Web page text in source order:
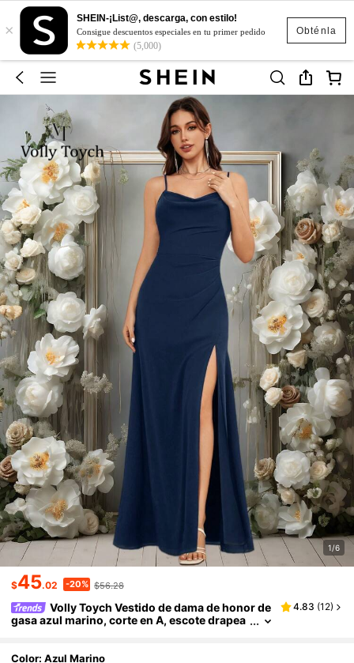
Obténla
×
SHEIN-¡List@, descarga, con estilo!
Consigue descuentos especiales en tu primer pedido
(5,000)
1/6
$45.02 -20% $56.28
Volly Toych Vestido de dama de honor de
gasa azul marino, corte en A, escote drapea
4.83 (12)
Color: Azul Marino